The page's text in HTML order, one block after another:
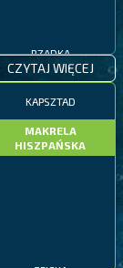
RZADKA
CZYTAJ WIĘCEJ
KAPSZTAD
MAKRELA
HISZPAŃSKA